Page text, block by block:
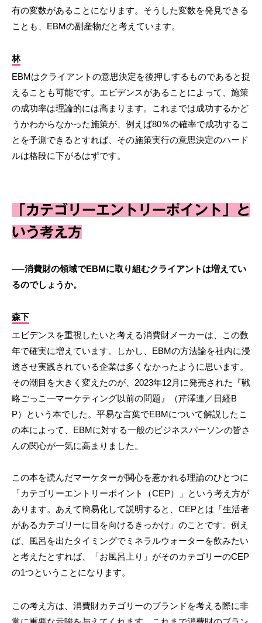
有の変数があることになります。そうした変数を発見できる
ことも、EBMの副産物だと考えています。
林
EBMはクライアントの意思決定を後押しするものであると捉
えることも可能です。エビデンスがあることによって、施策
の成功率は理論的には高まります。これまでは成功するかど
うかわからなかった施策が、例えば80％の確率で成功するこ
とを予測できるとすれば、その施策実行の意思決定のハード
ルは格段に下がるはずです。
「カテゴリーエントリーポイント」と
いう考え方
──消費財の領域でEBMに取り組むクライアントは増えてい
るのでしょうか。
森下
エビデンスを重視したいと考える消費財メーカーは、この数
年で確実に増えています。しかし、EBMの方法論を社内に浸
透させ実践されている企業は多くなかったように思います。
その潮目を大きく変えたのが、2023年12月に発売された『戦
略ごっこ―マーケティング以前の問題』（芹澤連／日経B
P）という本でした。平易な言葉でEBMについて解説したこ
の本によって、EBMに対する一般のビジネスパーソンの皆さ
んの関心が一気に高まりました。
この本を読んだマーケターが関心を惹かれる理論のひとつに
「カテゴリーエントリーポイント（CEP）」という考え方が
あります。あえて簡易化して説明すると、CEPとは「生活者
があるカテゴリーに目を向けるきっかけ」のことです。例え
ば、風呂を出たタイミングでミネラルウォーターを飲みたい
と考えたとすれば、「お風呂上り」がそのカテゴリーのCEP
の1つということになります。
この考え方は、消費財カテゴリーのブランドを考える際に非